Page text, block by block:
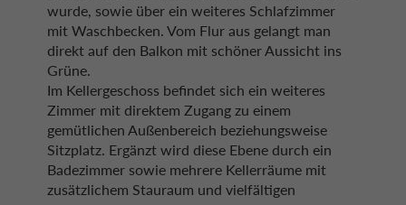
wurde, sowie über ein weiteres Schlafzimmer
mit Waschbecken. Vom Flur aus gelangt man
direkt auf den Balkon mit schöner Aussicht ins
Grüne.
Im Kellergeschoss befindet sich ein weiteres
Zimmer mit direktem Zugang zu einem
gemütlichen Außenbereich beziehungsweise
Sitzplatz. Ergänzt wird diese Ebene durch ein
Badezimmer sowie mehrere Kellerräume mit
zusätzlichem Stauraum und vielfältigen